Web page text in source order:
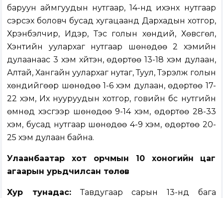
баруун аймгуудын нутгаар, 14-нд ихэнх нутгаар
сэрүүсэх боловч бусад хугацаанд Дархадын хотгор,
Хүрэнбэлчир, Идэр, Тэс голын хөндий, Хөвсгөл,
Хэнтийн уулархаг нутгаар шөнөдөө 2 хэмийн
дулаанаас 3 хэм хүйтэн, өдөртөө 13-18 хэм дулаан,
Алтай, Хангайн уулархаг нутаг, Туул, Тэрэлж голын
хөндийгөөр шөнөдөө 1-6 хэм дулаан, өдөртөө 17-
22 хэм, Их нууруудын хотгор, говийн бүс нутгийн
өмнөд хэсгээр шөнөдөө 9-14 хэм, өдөртөө 28-33
хэм, бусад нутгаар шөнөдөө 4-9 хэм, өдөртөө 20-
25 хэм дулаан байна.
Улаанбаатар хот орчмын 10 хоногийн цаг
агаарын урьдчилсан төлөв
Хур тунадас: Тавдугаар сарын 13-нд бага